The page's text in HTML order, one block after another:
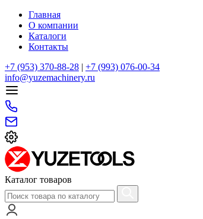
Главная
О компании
Каталоги
Контакты
+7 (953) 370-88-28 | +7 (993) 076-00-34
info@yuzemachinery.ru
Каталог товаров